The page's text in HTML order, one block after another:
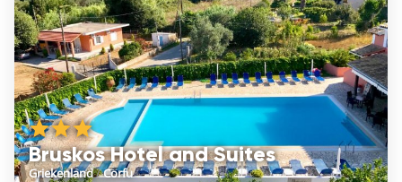
Bruskos Hotel and Suites
Griekenland/Corfu